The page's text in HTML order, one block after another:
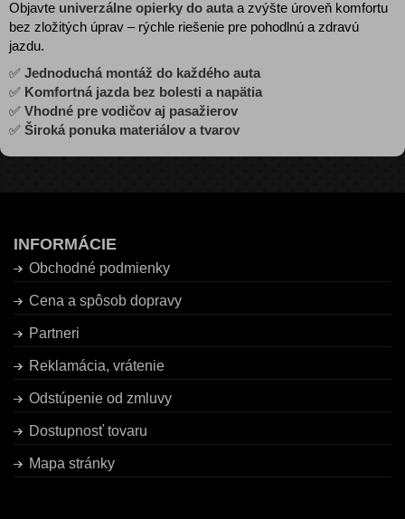
Objavte univerzálne opierky do auta a zvýšte úroveň komfortu
bez zložitých úprav – rýchle riešenie pre pohodlnú a zdravú
jazdu.
✅ Jednoduchá montáž do každého auta
✅ Komfortná jazda bez bolesti a napätia
✅ Vhodné pre vodičov aj pasažierov
✅ Široká ponuka materiálov a tvarov
INFORMÁCIE
Obchodné podmienky
Cena a spôsob dopravy
Partneri
Reklamácia, vrátenie
Odstúpenie od zmluvy
Dostupnosť tovaru
Mapa stránky